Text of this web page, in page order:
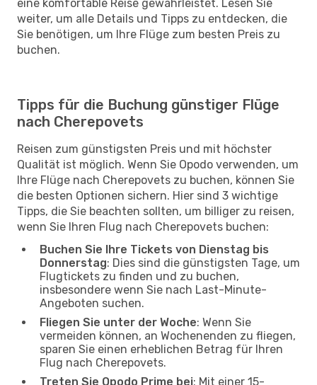
eine komfortable Reise gewährleistet. Lesen Sie
weiter, um alle Details und Tipps zu entdecken, die
Sie benötigen, um Ihre Flüge zum besten Preis zu
buchen.
Tipps für die Buchung günstiger Flüge
nach Cherepovets
Reisen zum günstigsten Preis und mit höchster
Qualität ist möglich. Wenn Sie Opodo verwenden, um
Ihre Flüge nach Cherepovets zu buchen, können Sie
die besten Optionen sichern. Hier sind 3 wichtige
Tipps, die Sie beachten sollten, um billiger zu reisen,
wenn Sie Ihren Flug nach Cherepovets buchen:
Buchen Sie Ihre Tickets von Dienstag bis
Donnerstag: Dies sind die günstigsten Tage, um
Flugtickets zu finden und zu buchen,
insbesondere wenn Sie nach Last-Minute-
Angeboten suchen.
Fliegen Sie unter der Woche: Wenn Sie
vermeiden können, an Wochenenden zu fliegen,
sparen Sie einen erheblichen Betrag für Ihren
Flug nach Cherepovets.
Treten Sie Opodo Prime bei: Mit einer 15-